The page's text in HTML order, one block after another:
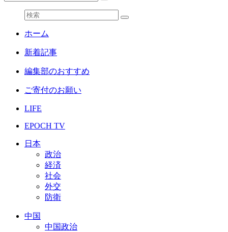
ホーム
新着記事
編集部のおすすめ
ご寄付のお願い
LIFE
EPOCH TV
日本
政治
経済
社会
外交
防衛
中国
中国政治